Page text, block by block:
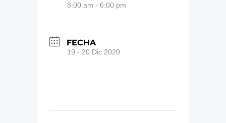
8:00 am - 6:00 pm
FECHA
19 - 20 Dic 2020